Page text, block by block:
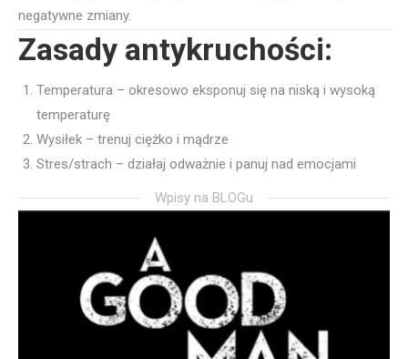
negatywne zmiany.
Zasady antykruchości:
Temperatura – okresowo eksponuj się na niską i wysoką
temperaturę
Wysiłek – trenuj ciężko i mądrze
Stres/strach – działaj odważnie i panuj nad emocjami
Wpisy na BLOGu